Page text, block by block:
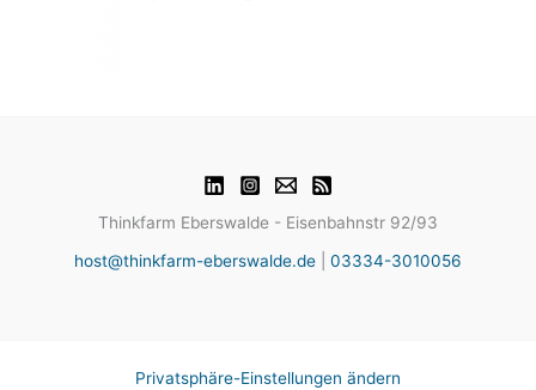
Thinkfarm Eberswalde - Eisenbahnstr 92/93
host@thinkfarm-eberswalde.de
03334-3010056
Privatsphäre-Einstellungen ändern